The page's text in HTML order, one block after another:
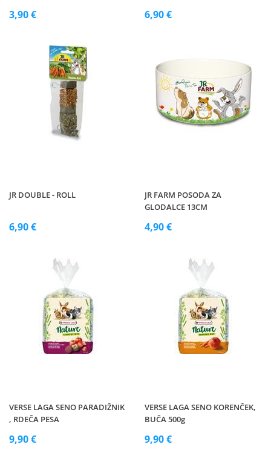
3,90 € 6,90 €
JR DOUBLE - ROLL
6,90 €
JR FARM POSODA ZA
GLODALCE 13CM
4,90 €
VERSE LAGA SENO PARADIŽNIK
, RDEČA PESA
9,90 €
VERSE LAGA SENO KORENČEK,
BUČA 500g
9,90 €